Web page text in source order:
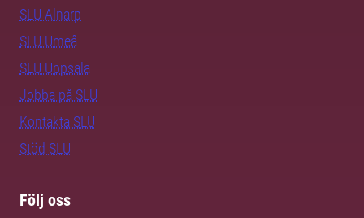
SLU Alnarp
SLU Umeå
SLU Uppsala
Jobba på SLU
Kontakta SLU
Stöd SLU
Följ oss